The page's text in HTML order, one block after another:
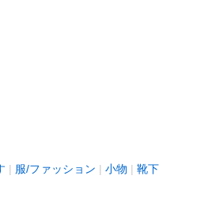
服/ファッション 小物 靴下